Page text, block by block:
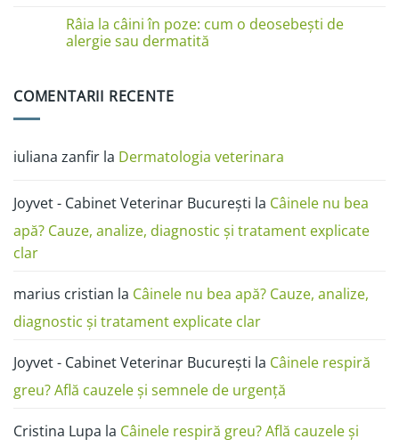
miliară,
ciupercă,
alergii
și
câini
în
poze:
ciuperca
comentariu
la
Test
anticorpi
pisică
Râia la câini în poze: cum o deosebești de
alergie sau dermatită
Râia
cum
o
alergie
sau
COMENTARII RECENTE
iuliana zanfir la Dermatologia veterinara
Joyvet - Cabinet Veterinar București la Câinele nu bea
apă? Cauze, analize, diagnostic și tratament explicate
clar
marius cristian la Câinele nu bea apă? Cauze, analize,
diagnostic și tratament explicate clar
Joyvet - Cabinet Veterinar București la Câinele respiră
greu? Află cauzele și semnele de urgență
Cristina Lupa la Câinele respiră greu? Află cauzele și